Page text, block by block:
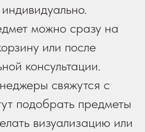
можно сразу на
или после
консультации.
свяжутся с
подобрать предметы
визуализацию или